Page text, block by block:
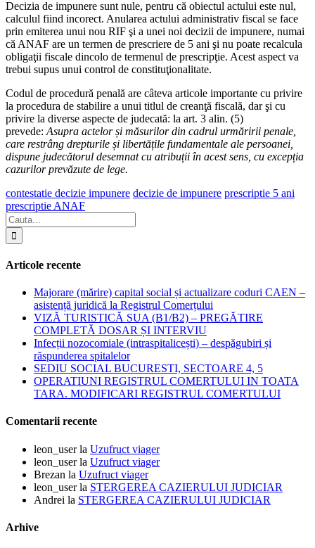
Decizia de impunere sunt nule, pentru că obiectul actului este nul,
calculul fiind incorect. Anularea actului administrativ fiscal se face
prin emiterea unui nou RIF şi a unei noi decizii de impunere, numai
că ANAF are un termen de prescriere de 5 ani şi nu poate recalcula
obligaţii fiscale dincolo de termenul de prescripţie. Acest aspect va
trebui supus unui control de constituţionalitate.
Codul de procedură penală are câteva articole importante cu privire
la procedura de stabilire a unui titlul de creanţă fiscală, dar şi cu
privire la diverse aspecte de judecată: la art. 3 alin. (5)
prevede: Asupra actelor și măsurilor din cadrul urmăririi penale,
care restrâng drepturile și libertățile fundamentale ale persoanei,
dispune judecătorul desemnat cu atribuții în acest sens, cu excepția
cazurilor prevăzute de lege.
contestatie decizie impunere decizie de impunere prescriptie 5 ani
prescriptie ANAF
Articole recente
Majorare (mărire) capital social și actualizare coduri CAEN –
asistență juridică la Registrul Comerțului
VIZĂ TURISTICĂ SUA (B1/B2) – PREGĂTIRE
COMPLETĂ DOSAR ȘI INTERVIU
Infecții nozocomiale (intraspitalicești) – despăgubiri și
răspunderea spitalelor
SEDIU SOCIAL BUCURESTI, SECTOARE 4, 5
OPERATIUNI REGISTRUL COMERTULUI IN TOATA
TARA. MODIFICARI REGISTRUL COMERTULUI
Comentarii recente
leon_userla Uzufruct viager
leon_userla Uzufruct viager
Brezan la Uzufruct viager
leon_userla STERGEREA CAZIERULUI JUDICIAR
Andrei la STERGEREA CAZIERULUI JUDICIAR
Arhive